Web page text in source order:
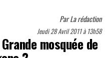
ParLa rédaction
Jeudi 28 Avril 2011 à 13h58
mosquée de